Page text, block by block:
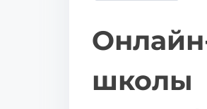
школы